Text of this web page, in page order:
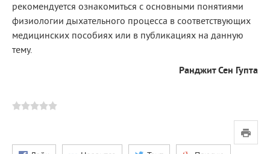
рекомендуется ознакомиться с основными понятиями
физиологии дыхательного процесса в соответствующих
медицинских пособиях или в публикациях на данную
тему.
Ранджит Сен Гупта